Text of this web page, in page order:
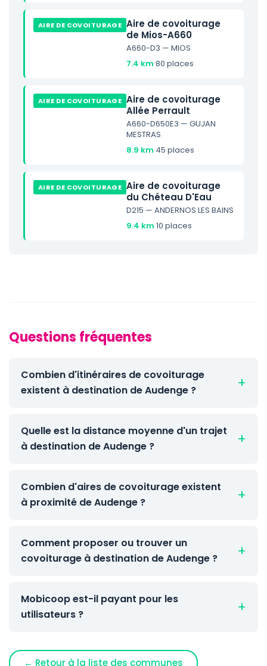
AIRE DE COVOITURAGE Aire de covoiturage
de Mios-A660
A660-D3 — MIOS
7.4 km·80 places
AIRE DE COVOITURAGE Aire de covoiturage
Allée Perrault
A660-D650E3 — GUJAN
MESTRAS
8.9 km·45 places
AIRE DE COVOITURAGE Aire de covoiturage
du Chéteau D'Eau
D215 — ANDERNOS LES BAINS
9.4 km·10 places
Questions fréquentes
Combien d'itinéraires de covoiturage
existent à destination de Audenge ?
Quelle est la distance moyenne d'un trajet
à destination de Audenge ?
Combien d'aires de covoiturage existent
à proximité de Audenge ?
Comment proposer ou trouver un
covoiturage à destination de Audenge ?
Mobicoop est-il payant pour les
utilisateurs ?
← Retour à la liste des communes